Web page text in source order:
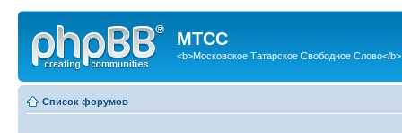
МТСС
<b>Московское Татарское Свободное Слово</b>
Список форумов